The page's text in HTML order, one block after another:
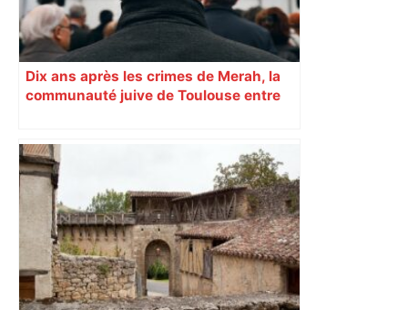
Dix ans après les crimes de Merah, la
communauté juive de Toulouse entre